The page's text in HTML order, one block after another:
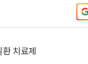
치료제